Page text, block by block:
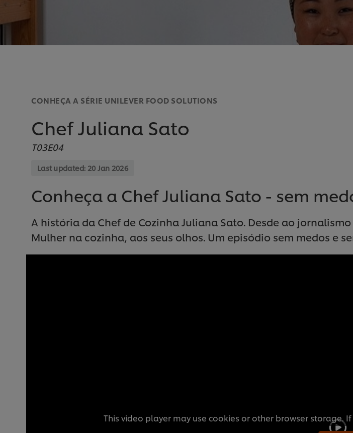
CONHEÇA A SÉRIE UNILEVER FOOD SOLUTIONS
Chef Juliana Sato
T03E04
Last updated: 20 Jan 2026
Conheça a Chef Juliana Sato - sem
A história da Chef de Cozinha Juliana Sato. Desde ao
Mulher na cozinha, aos seus olhos. Um episódio sem medos e
This video player may use cookies or other browser storage.